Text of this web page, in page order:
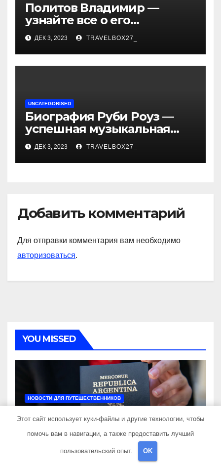
Политов Владимир —
узнайте все о его
биографии, возрасте и
впечатляющих
достижениях!
ДЕК 3, 2023 TRAVELBOX27_
UNCATEGORISED
Биография Руби Роуз —
успешная музыкальная
карьера, личная жизнь и
знаковые достижения
ДЕК 3, 2023 TRAVELBOX27_
Добавить комментарий
Для отправки комментария вам необходимо
авторизоваться.
YOU MISSED
НОВОСТИ ДЛЯ ПУТЕШЕСТВЕННИКОВ
Аргентины: Полное
руководство
TRAVELBOX27_
Этот сайт использует куки-файлы и другие технологии, чтобы
помочь вам в навигации, а также предоставить лучший
пользовательский опыт. OK